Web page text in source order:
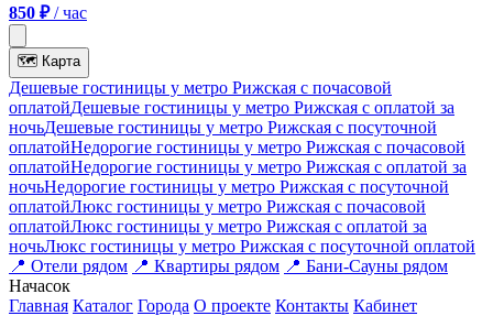
850 ₽/ час
🗺 Карта
Дешевые гостиницы у метро Рижская c почасовой
оплатойДешевые гостиницы у метро Рижская с оплатой за
ночьДешевые гостиницы у метро Рижская c посуточной
оплатойНедорогие гостиницы у метро Рижская c почасовой
оплатойНедорогие гостиницы у метро Рижская с оплатой за
ночьНедорогие гостиницы у метро Рижская c посуточной
оплатойЛюкс гостиницы у метро Рижская c почасовой
оплатойЛюкс гостиницы у метро Рижская с оплатой за
ночьЛюкс гостиницы у метро Рижская c посуточной оплатой
📍 Отели рядом 📍 Квартиры рядом 📍 Бани-Сауны рядом
Начасок
Главная Каталог Города О проекте Контакты Кабинет